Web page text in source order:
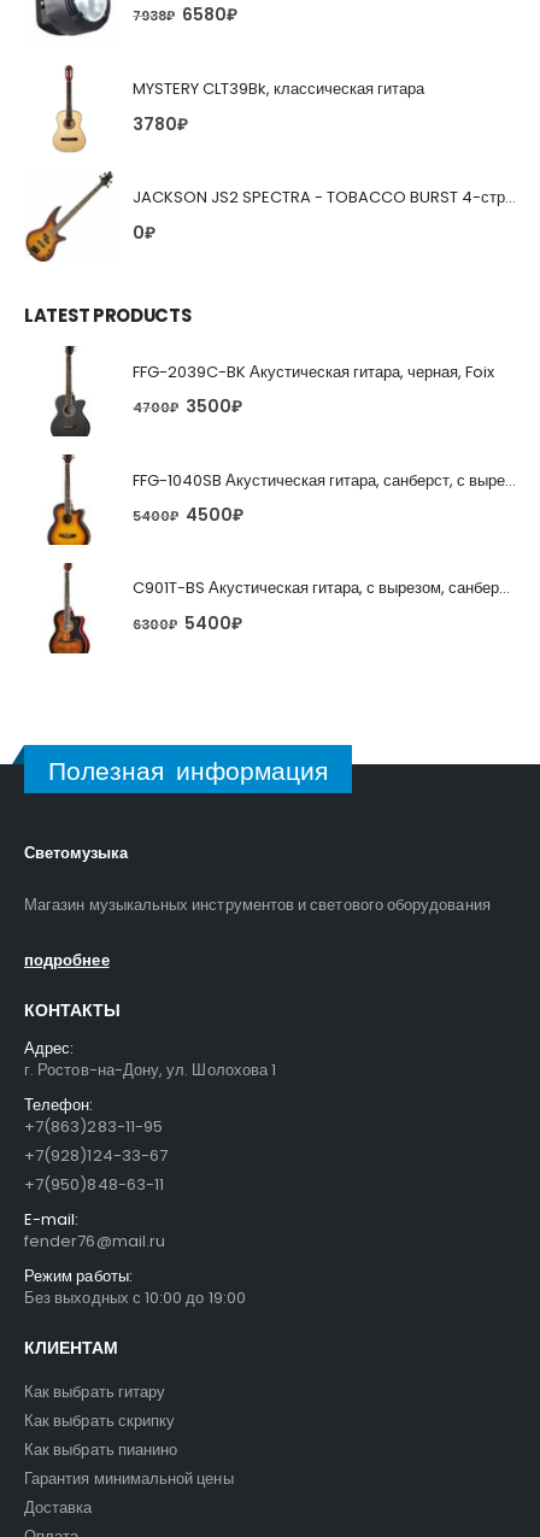
7938₽ 6580₽
MYSTERY CLT39Bk, классическая гитара
3780₽
JACKSON JS2 SPECTRA - TOBACCO BURST 4-струнная бас-гитара
0₽
LATEST PRODUCTS
FFG-2039C-BK Акустическая гитара, черная, Foix
4700₽ 3500₽
FFG-1040SB Акустическая гитара, санберст, с вырезом, Foix
5400₽ 4500₽
C901T-BS Акустическая гитара, с вырезом, санберст, Caraya
6300₽ 5400₽
Полезная информация
Светомузыка
Магазин музыкальных инструментов и светового оборудования
подробнее
КОНТАКТЫ
Адрес:
г. Ростов-на-Дону, ул. Шолохова 1
Телефон:
+7(863)283-11-95
+7(928)124-33-67
+7(950)848-63-11
E-mail:
fender76@mail.ru
Режим работы:
Без выходных с 10:00 до 19:00
КЛИЕНТАМ
Как выбрать гитару
Как выбрать скрипку
Как выбрать пианино
Гарантия минимальной цены
Доставка